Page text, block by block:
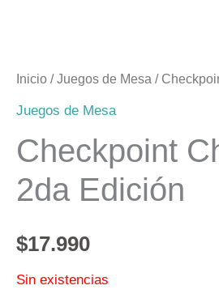
Inicio /Juegos de Mesa /
Juegos de Mesa
Checkpoint
2da Edición
$17.990
Sin existencias